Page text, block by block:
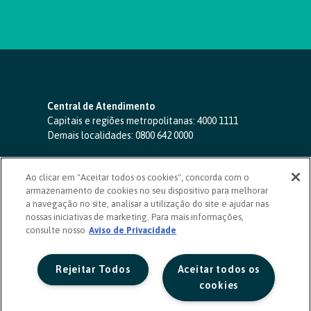
Central de Atendimento
Capitais e regiões metropolitanas: 4000 1111
Demais localidades: 0800 642 0000
SAC 24 horas-0800 724 4420
Ouvidoria
0800 725 0996
(de segunda a sexta, das 8h às 20h)
ouvidoriasicoob.com.br
Deficientes auditivos ou de fala
Ao clicar em "Aceitar todos os cookies", concorda com o
armazenamento de cookies no seu dispositivo para melhorar
a navegação no site, analisar a utilização do site e ajudar nas
nossas iniciativas de marketing. Para mais informações,
consulte nosso Aviso de Privacidade
Aceitar todos os
cookies
Rejeitar Todos